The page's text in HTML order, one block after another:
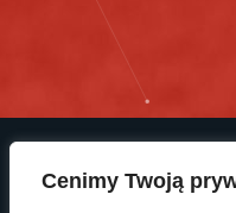
Cenimy Twoją